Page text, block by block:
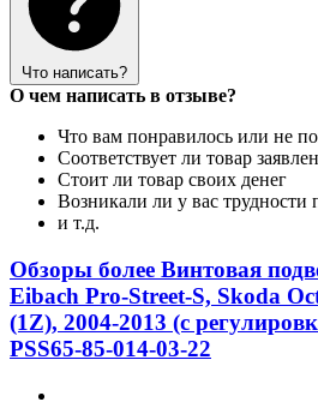
Что написать?
О чем написать в отзыве?
Что вам понравилось или не
Соответствует ли товар
Стоит ли товар своих денег
Возникали ли у вас трудности
и т.д.
Обзоры более Винтовая
Eibach Pro-Street-S, Skoda
(1Z), 2004-2013 (с
PSS65-85-014-03-22